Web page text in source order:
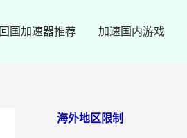
回国加速器推荐 加速国内游戏
海外地区限制